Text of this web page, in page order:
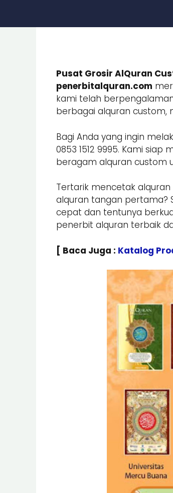
Pusat Grosir AlQuran
penerbitalquran.com
kami telah
berbagai alquran custom,
Bagi Anda yang ingin
0853 1512 9995. Kami
beragam alquran custom
Tertarik mencetak
alquran tangan pertama?
cepat dan tentunya
penerbit alquran terbaik
[ Baca Juga : Katalog